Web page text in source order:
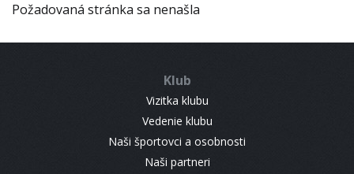
Požadovaná stránka sa nenašla
Klub
Vizitka klubu
Vedenie klubu
Naši športovci a osobnosti
Naši partneri
RESULTS
CONTACT